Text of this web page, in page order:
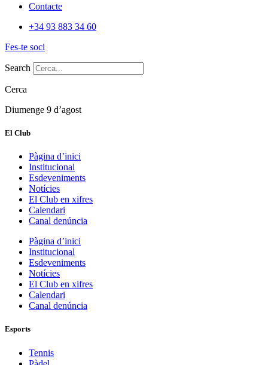
Contacte
+34 93 883 34 60
Fes-te soci
Search
Cerca
Diumenge 9 d’agost
El Club
Pàgina d’inici
Institucional
Esdeveniments
Notícies
El Club en xifres
Calendari
Canal denúncia
Pàgina d’inici
Institucional
Esdeveniments
Notícies
El Club en xifres
Calendari
Canal denúncia
Esports
Tennis